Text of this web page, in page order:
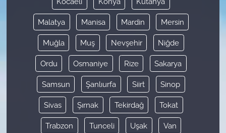
Malatya Manisa Mardin Mersin
Muğla Muş Nevşehir Niğde
Ordu Osmaniye Rize Sakarya
Samsun Şanlıurfa Siirt Sinop
Sivas Şırnak Tekirdağ Tokat
Trabzon Tunceli Uşak Van